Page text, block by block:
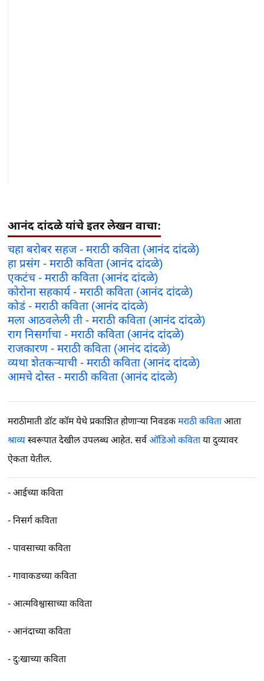
आनंद दांदळे यांचे इतर लेखन वाचा:
चहा बरोबर सहज - मराठी कविता (आनंद दांदळे)
हा प्रसंग - मराठी कविता (आनंद दांदळे)
एकटंच - मराठी कविता (आनंद दांदळे)
कोरोना सहकार्य - मराठी कविता (आनंद दांदळे)
कोडं - मराठी कविता (आनंद दांदळे)
मला आठवलेली ती - मराठी कविता (आनंद दांदळे)
राग निसर्गाचा - मराठी कविता (आनंद दांदळे)
राजकारण - मराठी कविता (आनंद दांदळे)
व्यथा शेतकऱ्याची - मराठी कविता (आनंद दांदळे)
आमचे दोस्त - मराठी कविता (आनंद दांदळे)
मराठीमाती डॉट कॉम येथे प्रकाशित होणाऱ्या निवडकमराठी कविताआता
श्राव्य स्वरूपात देखील उपलब्ध आहेत. सर्वऑडिओ कविताया दुव्यावर
ऐकता येतील.
-आईच्या कविता
-निसर्ग कविता
-पावसाच्या कविता
-गावाकडच्या कविता
-आत्मविश्वासाच्या कविता
-आनंदाच्या कविता
-दुःखाच्या कविता